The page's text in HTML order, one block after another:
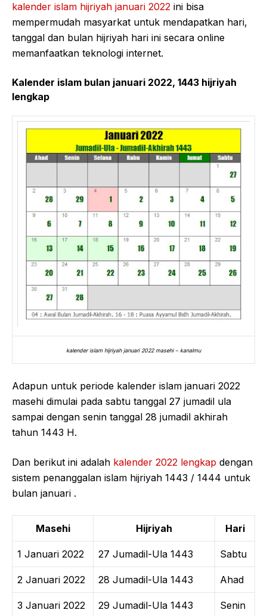
kalender islam hijriyah januari 2022 ini bisa
mempermudah masyarkat untuk mendapatkan hari,
tanggal dan bulan hijriyah hari ini secara online
memanfaatkan teknologi internet.
Kalender islam bulan januari 2022, 1443 hijriyah
lengkap
kalender islam hijriyah januari 2022 masehi – kanalmu
Adapun untuk periode kalender islam januari 2022
masehi dimulai pada sabtu tanggal 27 jumadil ula
sampai dengan senin tanggal 28 jumadil akhirah
tahun 1443 H.
Dan berikut ini adalah kalender 2022 lengkap dengan
sistem penanggalan islam hijriyah 1443 / 1444 untuk
bulan januari .
Masehi Hijriyah Hari
1 Januari 2022 27 Jumadil-Ula 1443 Sabtu
2 Januari 2022 28 Jumadil-Ula 1443 Ahad
3 Januari 2022 29 Jumadil-Ula 1443 Senin